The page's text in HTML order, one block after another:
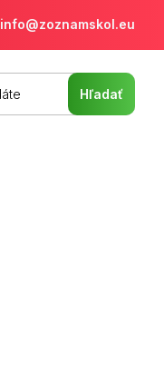
info@zoznamskol.eu